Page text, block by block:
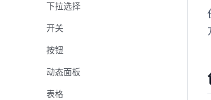
下拉选择
开关
按钮
动态面板
表格